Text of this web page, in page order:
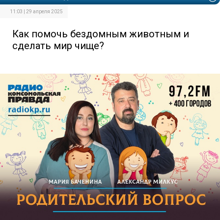
11:03 | 29 апреля 2025
Как помочь бездомным животным и
сделать мир чище?